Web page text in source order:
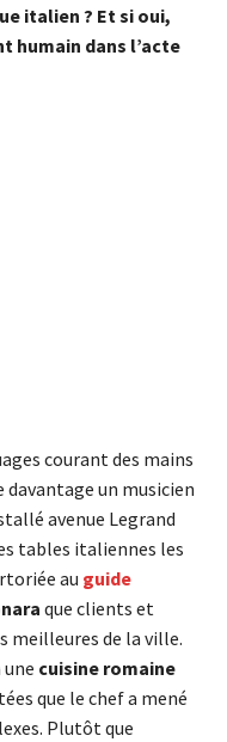
italien ? Et si oui,
humain dans l’acte
courant des mains
davantage un musicien
avenue Legrand
tables italiennes les
au guide
que clients et
de la ville.
cuisine romaine
que le chef a mené
Plutôt que